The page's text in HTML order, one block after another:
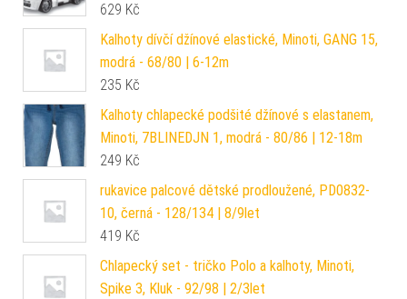
629 Kč
Kalhoty dívčí džínové elastické, Minoti, GANG 15,
modrá - 68/80 | 6-12m
235 Kč
Kalhoty chlapecké podšité džínové s elastanem,
Minoti, 7BLINEDJN 1, modrá - 80/86 | 12-18m
249 Kč
rukavice palcové dětské prodloužené, PD0832-
10, černá - 128/134 | 8/9let
419 Kč
Chlapecký set - tričko Polo a kalhoty, Minoti,
Spike 3, Kluk - 92/98 | 2/3let